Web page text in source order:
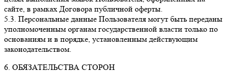
сайте, в рамках Договора публичной оферты.
5.3. Персональные данные Пользователя могут быть переданы
уполномоченным органам государственной власти только по
основаниям и в порядке, установленным действующим
законодательством.
6. ОБЯЗАТЕЛЬСТВА СТОРОН